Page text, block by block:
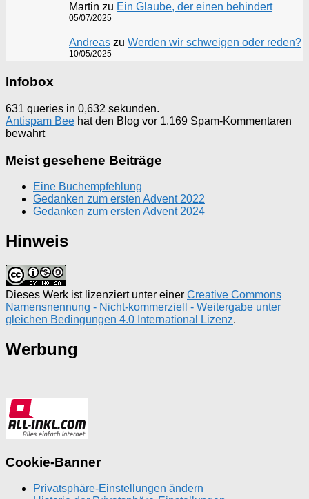
Martin zu Ein Glaube, der einen behindert
05/07/2025
Andreas zu Werden wir schweigen oder reden?
10/05/2025
Infobox
631 queries in 0,632 sekunden.
Antispam Bee hat den Blog vor 1.169 Spam-Kommentaren
bewahrt
Meist gesehene Beiträge
Eine Buchempfehlung
Gedanken zum ersten Advent 2022
Gedanken zum ersten Advent 2024
Hinweis
Dieses Werk ist lizenziert unter einer Creative Commons
Namensnennung - Nicht-kommerziell - Weitergabe unter
gleichen Bedingungen 4.0 International Lizenz.
Werbung
Cookie-Banner
Privatsphäre-Einstellungen ändern